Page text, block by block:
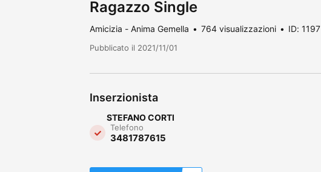
Ragazzo Single
Amicizia - Anima Gemella 764 visualizzazioni ID: 1197
Pubblicato il 2021/11/01
Inserzionista
STEFANO CORTI
Telefono
3481787615